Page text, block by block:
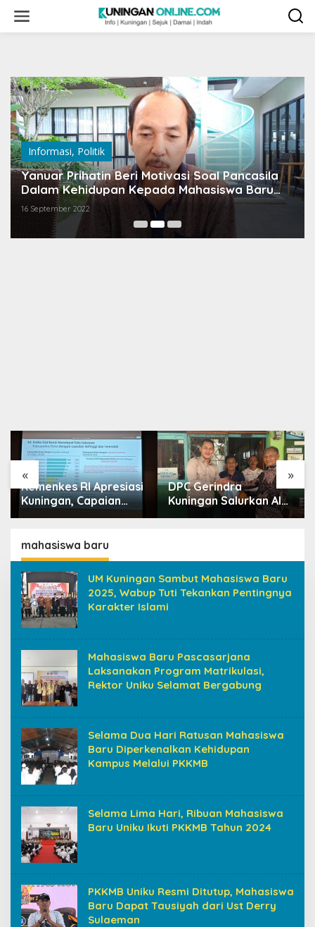
content
Informasi, Politik
Yanuar Prihatin Beri Motivasi Soal Pancasila
Dalam Kehidupan Kepada Mahasiswa Baru
Uniku
16 September 2022
« »
Kemenkes RI Apresiasi
Kuningan, Capaian
Intervensi Pencegahan
Persen
DPC Gerindra
Kuningan Salurkan Alat
mahasiswa baru
UM Kuningan Sambut Mahasiswa Baru
2025, Wabup Tuti Tekankan Pentingnya
Karakter Islami
Mahasiswa Baru Pascasarjana
Laksanakan Program Matrikulasi,
Rektor Uniku Selamat Bergabung
Selama Dua Hari Ratusan Mahasiswa
Baru Diperkenalkan Kehidupan
Kampus Melalui PKKMB
Selama Lima Hari, Ribuan Mahasiswa
Baru Uniku Ikuti PKKMB Tahun 2024
PKKMB Uniku Resmi Ditutup, Mahasiswa
Baru Dapat Tausiyah dari Ust Derry
Sulaeman